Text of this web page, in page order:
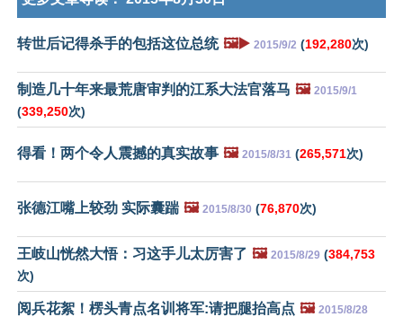
转世后记得杀手的包括这位总统 🖼️▶️ 2015/9/2 (192,280次)
制造几十年来最荒唐审判的江系大法官落马 🖼️ 2015/9/1
(339,250次)
得看！两个令人震撼的真实故事 🖼️ 2015/8/31 (265,571次)
张德江嘴上较劲 实际囊踹 🖼️ 2015/8/30 (76,870次)
王岐山恍然大悟：习这手儿太厉害了 🖼️ 2015/8/29 (384,753
次)
阅兵花絮！楞头青点名训将军:请把腿抬高点 🖼️ 2015/8/28